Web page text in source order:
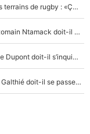
La raison d'être de Matthieu Jalibert en dehors des terrains de rugby : «Ça m'atteint autant que si tu touches à un membre de ma famille»
XV de France - Matthieu Jalibert a tout changé : Romain Ntamack doit-il s’inquiéter pour sa place à un an de la Coupe du monde ?
«Le XV de France est meilleur avec Lucu» : Antoine Dupont doit-il s’inquiéter pour sa place ?
Le XV de France a trouvé son remplaçant : Fabien Galthié doit-il se passer d'Antoine Dupont ?